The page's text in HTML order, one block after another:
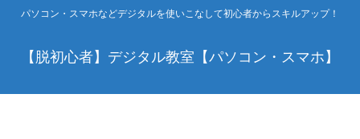
パソコン・スマホなどデジタルを使いこなして初心者からスキルアップ！
【脱初心者】デジタル教室【パソコン・スマホ】